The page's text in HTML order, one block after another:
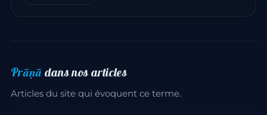
Prāṇā dans nos articles
Articles du site qui évoquent ce terme.